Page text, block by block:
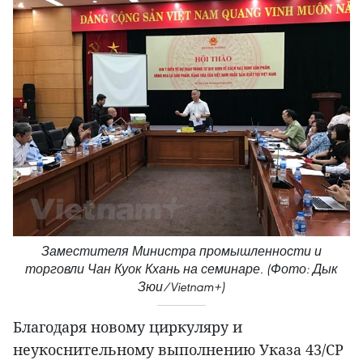
Заместителя Министра промышленности и
торговли Чан Куок Кхань на семинаре. (Фото: Дык
Зюи/Vietnam+)
Благодаря новому циркуляру и
неукоснительному выполнению Указа 43/СР